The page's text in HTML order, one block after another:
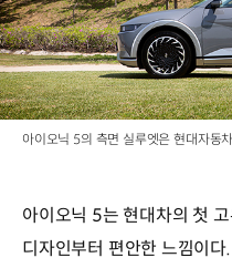
아이오닉 5의 측면 실루엣은 현대자동
아이오닉 5는 현대차의 첫
디자인부터 편안한 느낌이